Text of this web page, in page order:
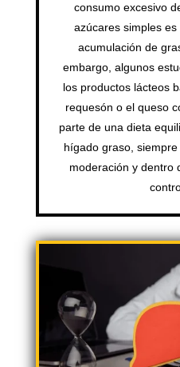
consumo excesivo
azúcares simples
acumulación de
embargo, algunos
los productos lácteos
requesón o el queso
parte de una dieta
hígado graso,
moderación y dentro